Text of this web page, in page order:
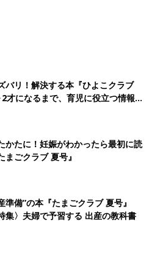
バリ！解決する本『ひよこクラブ
になるまで、育児に役立つ情報が
かたに！妊娠がわかったら最初に読
ごクラブ 夏号』
準備”の本『たまごクラブ 夏号』
集〉夫婦で予習する 出産の教科書